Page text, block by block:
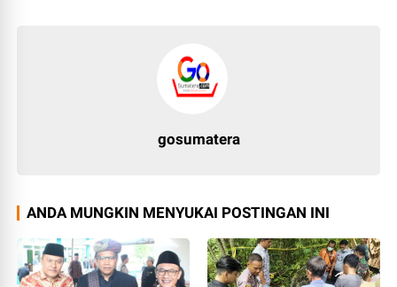
gosumatera
ANDA MUNGKIN MENYUKAI POSTINGAN INI